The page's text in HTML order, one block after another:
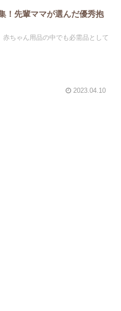
！先輩ママが選んだ優秀抱
ちゃん用品の中でも必需品として
2023.04.10